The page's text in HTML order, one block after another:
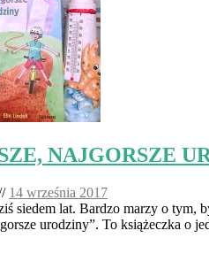
NAJGORSZE
14 września 2017
siedem lat. Bardzo marzy o tym,
urodziny”. To książeczka o